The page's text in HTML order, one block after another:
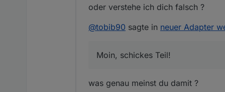
oder verstehe ich dich falsch ?
@tobib90 sagte in neuer Adapter
Moin, schickes Teil!
was genau meinst du damit ?